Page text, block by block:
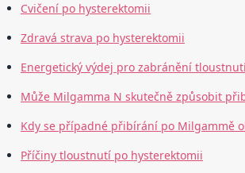
Cvičení po hysterektomii
Zdravá strava po hysterektomii
Energetický výdej pro zabránění
Může Milgamma N skutečně způsobit
Kdy se případné přibírání po Milgammě
Příčiny tloustnutí po hysterektomii